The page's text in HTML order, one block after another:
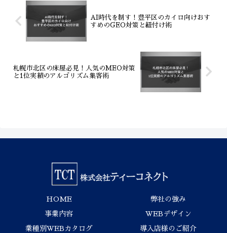
を活用した独自システムにより、専門知
識不要の簡単操作で最新のWeb戦略を実
AI時代を制す！豊平区のカイロ向けおす
すめのGEO対策と紐付け術
札幌市北区の床屋必見！人気のMEO対策
と1位実績のアルゴリズム集客術
HOME 弊社の強み
事業内容 WEBデザイン
業種別WEBカタログ 導入店様のご紹介